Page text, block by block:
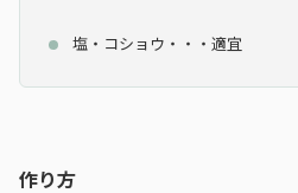
塩・コショウ・・・適宜
作り方